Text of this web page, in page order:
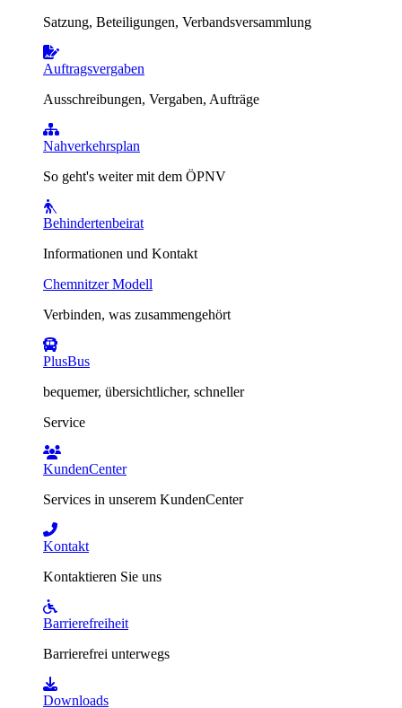
Satzung, Beteiligungen, Verbandsversammlung
Auftragsvergaben
Ausschreibungen, Vergaben, Aufträge
Nahverkehrsplan
So geht's weiter mit dem ÖPNV
Behindertenbeirat
Informationen und Kontakt
Chemnitzer Modell
Verbinden, was zusammengehört
PlusBus
bequemer, übersichtlicher, schneller
Service
KundenCenter
Services in unserem KundenCenter
Kontakt
Kontaktieren Sie uns
Barrierefreiheit
Barrierefrei unterwegs
Downloads